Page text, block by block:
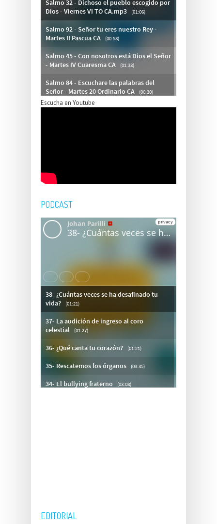
Escucha en Youtube
PODCAST
EDITORIAL